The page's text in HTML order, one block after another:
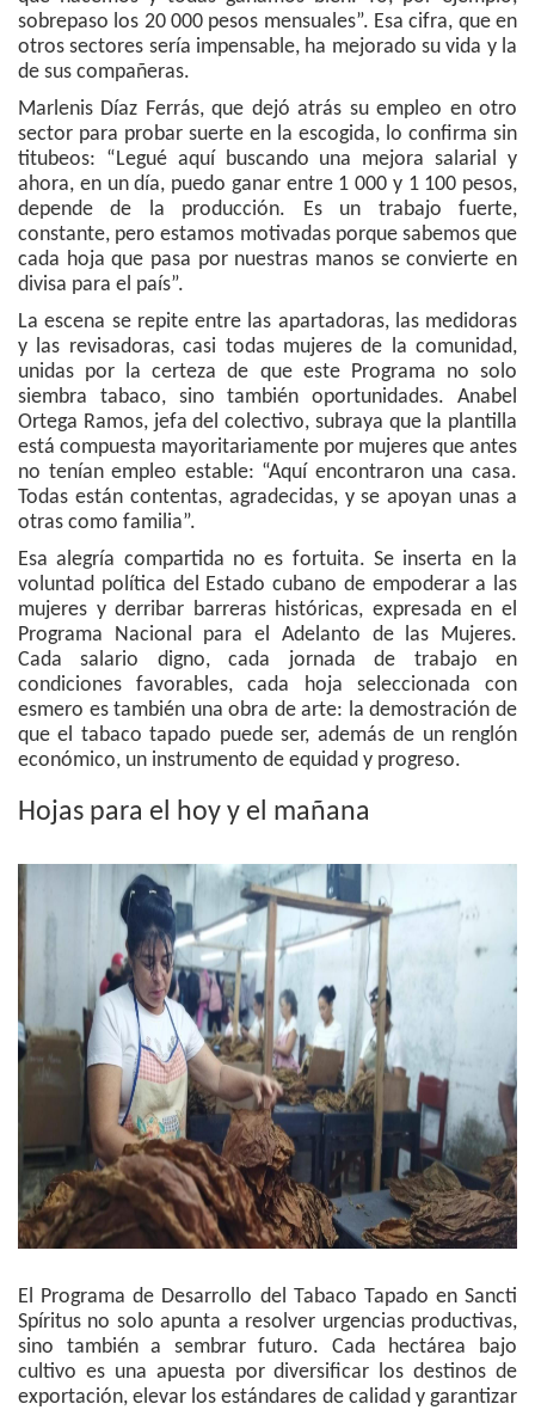
sobrepaso los 20 000 pesos mensuales”. Esa cifra, que en
otros sectores sería impensable, ha mejorado su vida y la
de sus compañeras.
Marlenis Díaz Ferrás, que dejó atrás su empleo en otro
sector para probar suerte en la escogida, lo confirma sin
titubeos: “Legué aquí buscando una mejora salarial y
ahora, en un día, puedo ganar entre 1 000 y 1 100 pesos,
depende de la producción. Es un trabajo fuerte,
constante, pero estamos motivadas porque sabemos que
cada hoja que pasa por nuestras manos se convierte en
divisa para el país”.
La escena se repite entre las apartadoras, las medidoras
y las revisadoras, casi todas mujeres de la comunidad,
unidas por la certeza de que este Programa no solo
siembra tabaco, sino también oportunidades. Anabel
Ortega Ramos, jefa del colectivo, subraya que la plantilla
está compuesta mayoritariamente por mujeres que antes
no tenían empleo estable: “Aquí encontraron una casa.
Todas están contentas, agradecidas, y se apoyan unas a
otras como familia”.
Esa alegría compartida no es fortuita. Se inserta en la
voluntad política del Estado cubano de empoderar a las
mujeres y derribar barreras históricas, expresada en el
Programa Nacional para el Adelanto de las Mujeres.
Cada salario digno, cada jornada de trabajo en
condiciones favorables, cada hoja seleccionada con
esmero es también una obra de arte: la demostración de
que el tabaco tapado puede ser, además de un renglón
económico, un instrumento de equidad y progreso.
Hojas para el hoy y el mañana
El Programa de Desarrollo del Tabaco Tapado en Sancti
Spíritus no solo apunta a resolver urgencias productivas,
sino también a sembrar futuro. Cada hectárea bajo
cultivo es una apuesta por diversificar los destinos de
exportación, elevar los estándares de calidad y garantizar